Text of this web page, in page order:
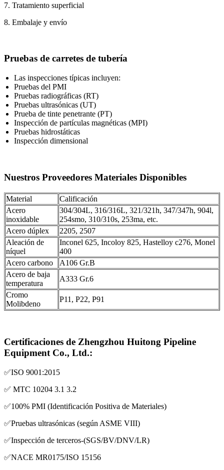
7. Tratamiento superficial
8. Embalaje y envío
Pruebas de carretes de tubería
Las inspecciones típicas incluyen:
Pruebas del PMI
Pruebas radiográficas (RT)
Pruebas ultrasónicas (UT)
Prueba de tinte penetrante (PT)
Inspección de partículas magnéticas (MPI)
Pruebas hidrostáticas
Inspección dimensional
Nuestros Proveedores Materiales Disponibles
Material
Calificación
Acero
inoxidable
304/304L, 316/316L, 321/321h, 347/347h, 904l,
254smo, 310/310s, 253ma, etc.
Acero dúplex
2205, 2507
Aleación de
níquel
Inconel 625, Incoloy 825, Hastelloy c276, Monel
400
Acero carbono
A106 Gr.B
Acero de baja
temperatura
A333 Gr.6
Cromo
Molibdeno
P11, P22, P91
Certificaciones de Zhengzhou Huitong Pipeline
Equipment Co., Ltd.:
✅ISO 9001:2015
✅ MTC 10204 3.1 3.2
✅100% PMI (Identificación Positiva de Materiales)
✅Pruebas ultrasónicas (según ASME VIII)
✅Inspección de terceros-(SGS/BV/DNV/LR)
✅NACE MR0175/ISO 15156